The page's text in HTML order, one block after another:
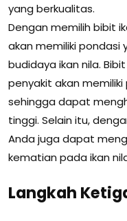
yang berkualitas.
Dengan memilih bibit
akan memiliki pondasi
budidaya ikan nila.
penyakit akan
sehingga dapat
tinggi. Selain itu,
Anda juga dapat
kematian pada ikan
Langkah